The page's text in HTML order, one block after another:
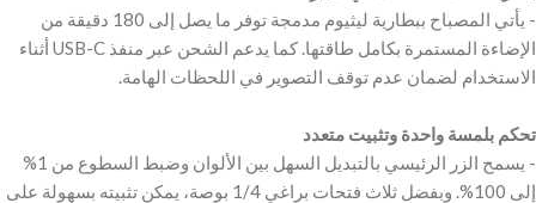
‫- يأتي المصباح ببطارية ليثيوم مدمجة توفر ما يصل إلى 180 دقيقة من
الإضاءة المستمرة بكامل طاقتها. كما يدعم الشحن عبر منفذ USB-C أثناء
‫تحكم بلمسة واحدة وتثبيت متعدد
‫- يسمح الزر الرئيسي بالتبديل السهل بين الألوان وضبط السطوع من 1%
إلى 100%. وبفضل ثلاث فتحات براغي 1/4 بوصة، يمكن تثبيته بسهولة على